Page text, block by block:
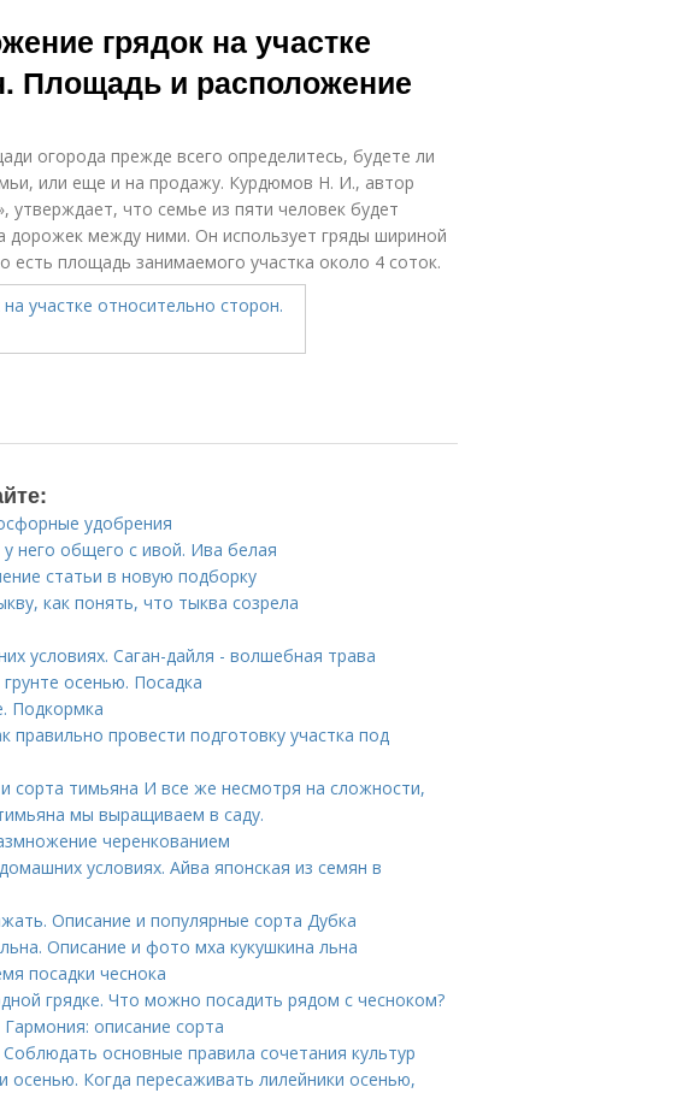
грядок на участке
Площадь и расположение
огорода прежде всего определитесь, будете ли
или еще и на продажу. Курдюмов Н. И., автор
утверждает, что семье из пяти человек будет
дорожек между ними. Он использует гряды шириной
площадь занимаемого участка около 4 соток.
удобрения
него общего с ивой. Ива белая
статьи в новую подборку
как понять, что тыква созрела
условиях. Саган-дайля - волшебная трава
осенью. Посадка
Подкормка
правильно провести подготовку участка под
сорта тимьяна И все же несмотря на сложности,
мы выращиваем в саду.
черенкованием
условиях. Айва японская из семян в
Описание и популярные сорта Дубка
Описание и фото мха кукушкина льна
посадки чеснока
грядке. Что можно посадить рядом с чесноком?
описание сорта
основные правила сочетания культур
осенью. Когда пересаживать лилейники осенью,